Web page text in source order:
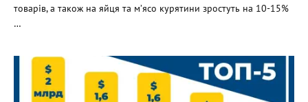
товарів, а також на яйця та мʼясо курятини зростуть на 10-15%
…